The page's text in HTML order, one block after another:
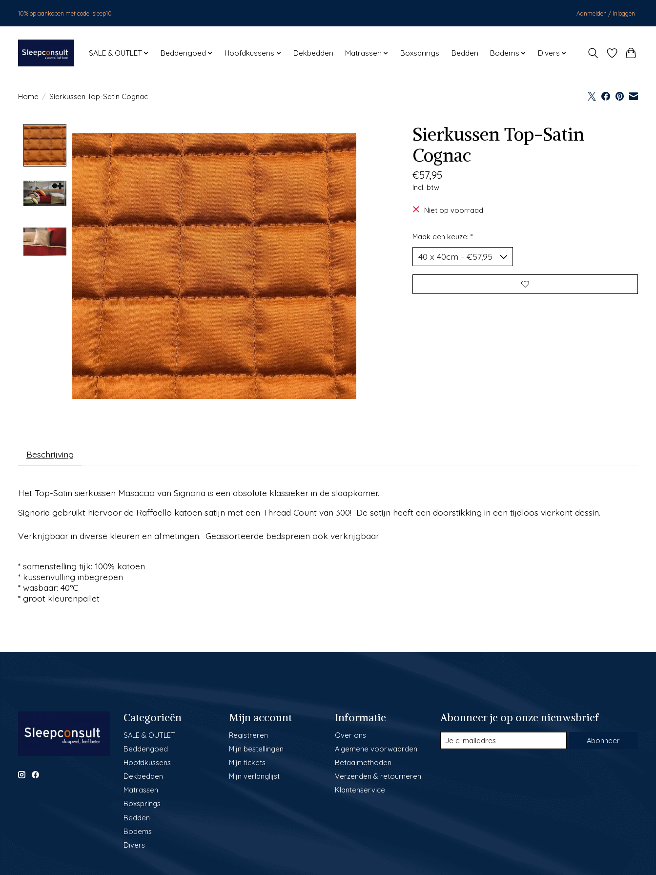
10% op aankopen met code: sleep10 Aanmelden / Inloggen
SALE & OUTLET Beddengoed Hoofdkussens Dekbedden Matrassen Boxsprings Bedden Bodems Divers
Home / Sierkussen Top-Satin Cognac
Sierkussen Top-Satin
Cognac
€57,95
Incl. btw
Niet op voorraad
Maak een keuze:*
Beschrijving
Het Top-Satin sierkussen Masaccio van Signoria is een absolute klassieker in de slaapkamer.
Signoria gebruikt hiervoor de Raffaello katoen satijn met een Thread Count van 300! De satijn heeft een doorstikking in een tijdloos vierkant dessin.
Verkrijgbaar in diverse kleuren en afmetingen. Geassorteerde bedspreien ook verkrijgbaar.
* samenstelling tijk: 100% katoen
* kussenvulling inbegrepen
* wasbaar: 40°C
* groot kleurenpallet
Categorieën
SALE & OUTLET
Beddengoed
Hoofdkussens
Dekbedden
Matrassen
Boxsprings
Bedden
Bodems
Divers
Mijn account
Registreren
Mijn bestellingen
Mijn tickets
Mijn verlanglijst
Informatie
Over ons
Algemene voorwaarden
Betaalmethoden
Verzenden & retourneren
Klantenservice
Abonneer je op onze nieuwsbrief
Abonneer